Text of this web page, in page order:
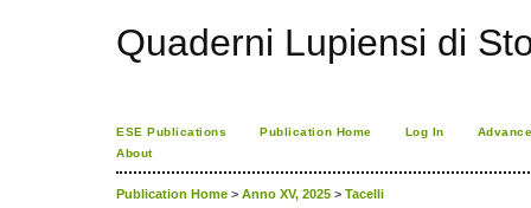
Quaderni Lupiensi di
ESE Publications Publication Home Log In
About
Publication Home > Anno XV, 2025 > Tacelli